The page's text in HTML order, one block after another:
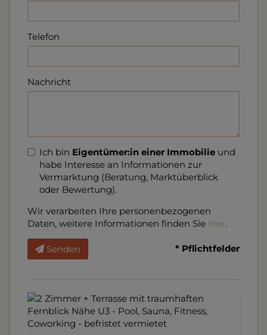
Telefon
Nachricht
Ich bin Eigentümer:in einer Immobilie und
habe Interesse an Informationen zur
Vermarktung (Beratung, Marktüberblick
oder Bewertung).
Wir verarbeiten Ihre personenbezogenen
Daten, weitere Informationen finden Sie hier.
Senden * Pflichtfelder